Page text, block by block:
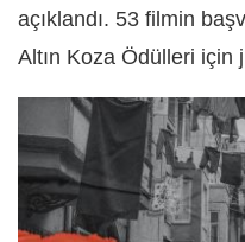
açıklandı. 53 filmin
Altın Koza Ödülleri için